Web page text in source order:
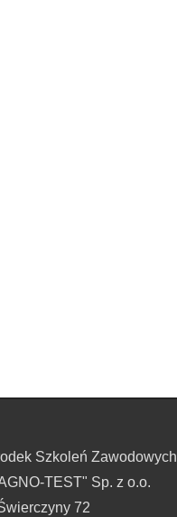
Szkoleń Zawodowych
TEST" Sp. z o.o.
72